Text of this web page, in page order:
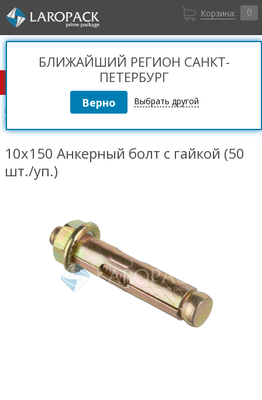
Корзина: 0
Санкт-Петербург
+7 (812) 309 36 06
Вход
Регистрация
КАТАЛОГ ТОВАРОВ
БЛИЖАЙШИЙ РЕГИОН САНКТ-
ПЕТЕРБУРГ
Выбрать другой
Анкеры
Анкерный болт с гайкой
10х150 Анкерный болт с гайкой (50 шт./уп.)
10х150 Анкерный болт с гайкой (50
шт./уп.)